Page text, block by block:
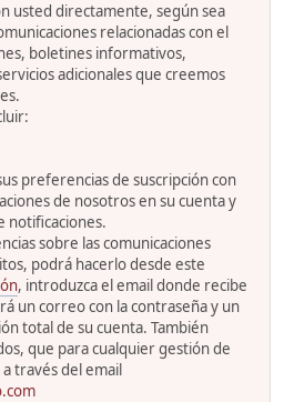
usted directamente, según sea
relacionadas con el
boletines informativos,
adicionales que creemos
preferencias de suscripción con
de nosotros en su cuenta y
notificaciones.
sobre las comunicaciones
podrá hacerlo desde este
, introduzca el email donde recibe
un correo con la contraseña y un
total de su cuenta. También
que para cualquier gestión de
través del email